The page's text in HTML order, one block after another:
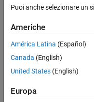
Puoi anche selezionare un
Americhe
América Latina (Español)
Canada (English)
United States (English)
Europa